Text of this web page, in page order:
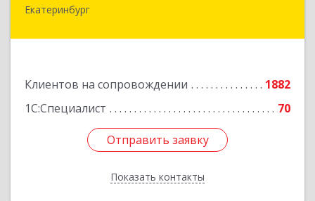
Екатеринбург
Клиентов на сопровождении
1882
1С:Специалист
70
Отправить заявку
Показать контакты
620102, Свердловская обл, Екатеринбург г,
Отправить заявку
Назад